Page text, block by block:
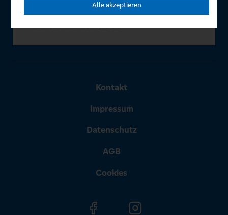
Kontakt
Impressum
Datenschutz
AGB
Cookies
Alle akzeptieren